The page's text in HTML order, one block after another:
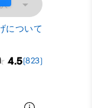
について
4.5(823)